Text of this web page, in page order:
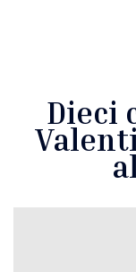
Dieci